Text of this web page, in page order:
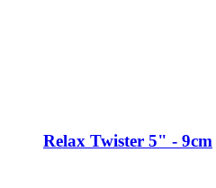
Relax Twister 5" - 9cm